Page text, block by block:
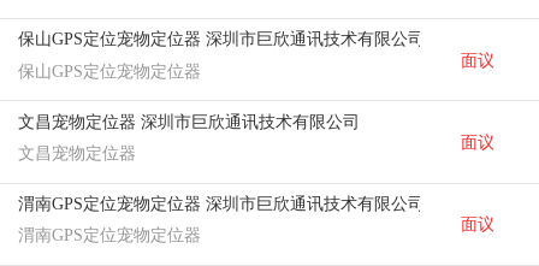
4G智慧校园儿童手
表
指静脉识别智能锁
蓝牙ibeacon定位手
表
2G/BT4.0智能睡眠
带
2G/4G智慧养老手环
4G全网通智能电子
2G宠物GPS定位器
防拆报警手表
表
保山GPS定位宠物定位器 深圳市巨欣通讯技术有限公司
保山GPS定位宠物定位器
面议
文昌宠物定位器 深圳市巨欣通讯技术有限公司
文昌宠物定位器
面议
渭南GPS定位宠物定位器 深圳市巨欣通讯技术有限公司
渭南GPS定位宠物定位器
面议